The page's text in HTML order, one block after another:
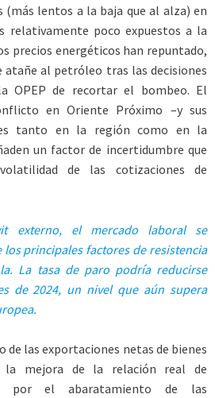
(más lentos a la baja que al alza) en
relativamente poco expuestos a la
precios energéticos han repuntado,
atañe al petróleo tras las decisiones
OPEP de recortar el bombeo. El
en Oriente Próximo –y sus
tanto en la región como en la
un factor de incertidumbre que
de las cotizaciones de
externo, el mercado laboral se
principales factores de resistencia
La tasa de paro podría reducirse
de 2024, un nivel que aún supera
las exportaciones netas de bienes
la mejora de la relación real de
por el abaratamiento de las